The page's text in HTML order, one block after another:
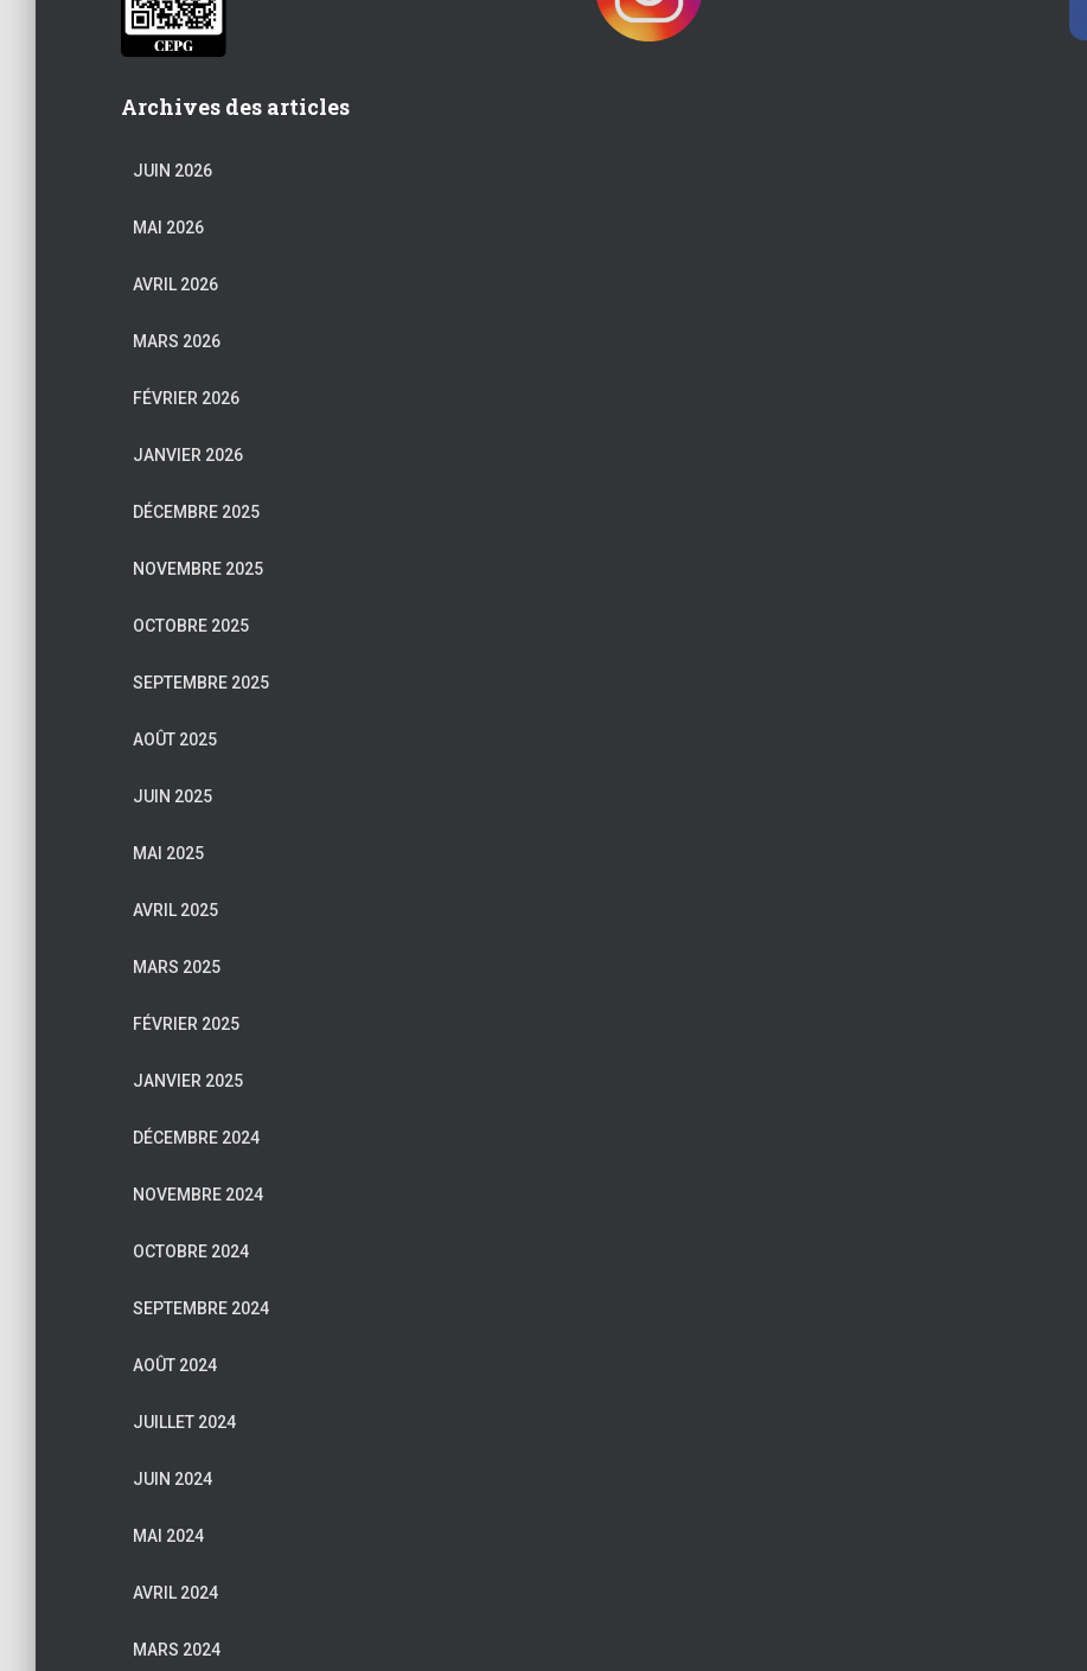
Archives des articles
JUIN 2026
MAI 2026
AVRIL 2026
MARS 2026
FÉVRIER 2026
JANVIER 2026
DÉCEMBRE 2025
NOVEMBRE 2025
OCTOBRE 2025
SEPTEMBRE 2025
AOÛT 2025
JUIN 2025
MAI 2025
AVRIL 2025
MARS 2025
FÉVRIER 2025
JANVIER 2025
DÉCEMBRE 2024
NOVEMBRE 2024
OCTOBRE 2024
SEPTEMBRE 2024
AOÛT 2024
JUILLET 2024
JUIN 2024
MAI 2024
AVRIL 2024
MARS 2024